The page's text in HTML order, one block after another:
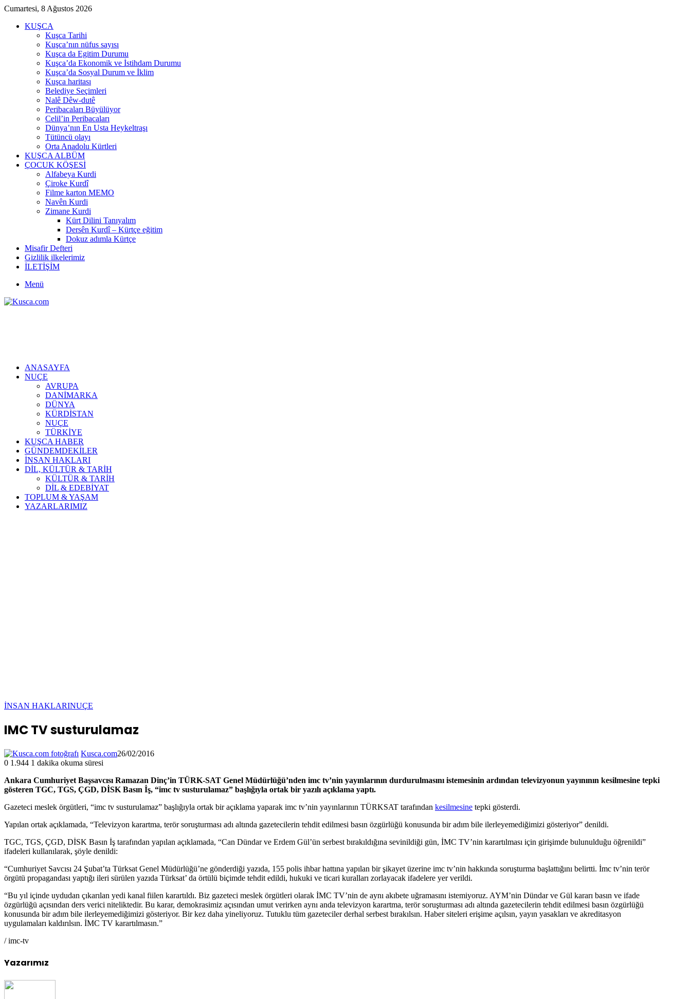
Cumartesi, 8 Ağustos 2026
KUŞCA
Kuşca Tarihi
Kuşca’nın nüfus sayısı
Kuşca da Egitim Durumu
Kuşca’da Ekonomik ve İstihdam Durumu
Kuşca’da Sosyal Durum ve İklim
Kuşca haritası
Belediye Seçimleri
Nalê Dêw-dutê
Peribacaları Büyülüyor
Celil’in Peribacaları
Dünya’nın En Usta Heykeltraşı
Tütüncü olayı
Orta Anadolu Kürtleri
KUŞCA ALBÜM
ÇOCUK KÖŞESİ
Alfabeya Kurdi
Çiroke Kurdî
Filme karton MEMO
Navên Kurdi
Zimane Kurdi
Kürt Dilini Tanıyalım
Dersên Kurdî – Kürtçe eğitim
Dokuz adımla Kürtçe
Misafir Defteri
Gizlilik ilkelerimiz
İLETİŞİM
Menü
ANASAYFA
NUÇE
AVRUPA
DANİMARKA
DÜNYA
KÜRDİSTAN
NUÇE
TÜRKİYE
KUŞCA HABER
GÜNDEMDEKİLER
İNSAN HAKLARI
DİL, KÜLTÜR & TARİH
KÜLTÜR & TARİH
DİL & EDEBİYAT
TOPLUM & YAŞAM
YAZARLARIMIZ
İNSAN HAKLARINUÇE
IMC TV susturulamaz
Kusca.com26/02/2016
0 1.944 1 dakika okuma süresi
Ankara Cumhuriyet Başsavcısı Ramazan Dinç’in TÜRK-SAT Genel Müdürlüğü’nden imc tv’nin yayınlarının durdurulmasını istemesinin ardından televizyonun yayınının kesilmesine tepki
gösteren TGC, TGS, ÇGD, DİSK Basın İş, “imc tv susturulamaz” başlığıyla ortak bir yazılı açıklama yaptı.
Gazeteci meslek örgütleri, “imc tv susturulamaz” başlığıyla ortak bir açıklama yaparak imc tv’nin yayınlarının TÜRKSAT tarafından kesilmesine tepki gösterdi.
Yapılan ortak açıklamada, “Televizyon karartma, terör soruşturması adı altında gazetecilerin tehdit edilmesi basın özgürlüğü konusunda bir adım bile ilerleyemediğimizi gösteriyor” denildi.
TGC, TGS, ÇGD, DİSK Basın İş tarafından yapılan açıklamada, “Can Dündar ve Erdem Gül’ün serbest bırakıldığına sevinildiği gün, İMC TV’nin karartılması için girişimde bulunulduğu öğrenildi”
ifadeleri kullanılarak, şöyle denildi:
“Cumhuriyet Savcısı 24 Şubat’ta Türksat Genel Müdürlüğü’ne gönderdiği yazıda, 155 polis ihbar hattına yapılan bir şikayet üzerine imc tv’nin hakkında soruşturma başlattığını belirtti. İmc tv’nin terör
örgütü propagandası yaptığı ileri sürülen yazıda Türksat’ da örtülü biçimde tehdit edildi, hukuki ve ticari kuralları zorlayacak ifadelere yer verildi.
“Bu yıl içinde uydudan çıkarılan yedi kanal fiilen karartıldı. Biz gazeteci meslek örgütleri olarak İMC TV’nin de aynı akıbete uğramasını istemiyoruz. AYM’nin Dündar ve Gül kararı basın ve ifade
özgürlüğü açısından ders verici niteliktedir. Bu karar, demokrasimiz açısından umut verirken aynı anda televizyon karartma, terör soruşturması adı altında gazetecilerin tehdit edilmesi basın özgürlüğü
konusunda bir adım bile ilerleyemediğimizi gösteriyor. Bir kez daha yineliyoruz. Tutuklu tüm gazeteciler derhal serbest bırakılsın. Haber siteleri erişime açılsın, yayın yasakları ve akreditasyon
uygulamaları kaldırılsın. İMC TV karartılmasın.”
/ imc-tv
Yazarımız